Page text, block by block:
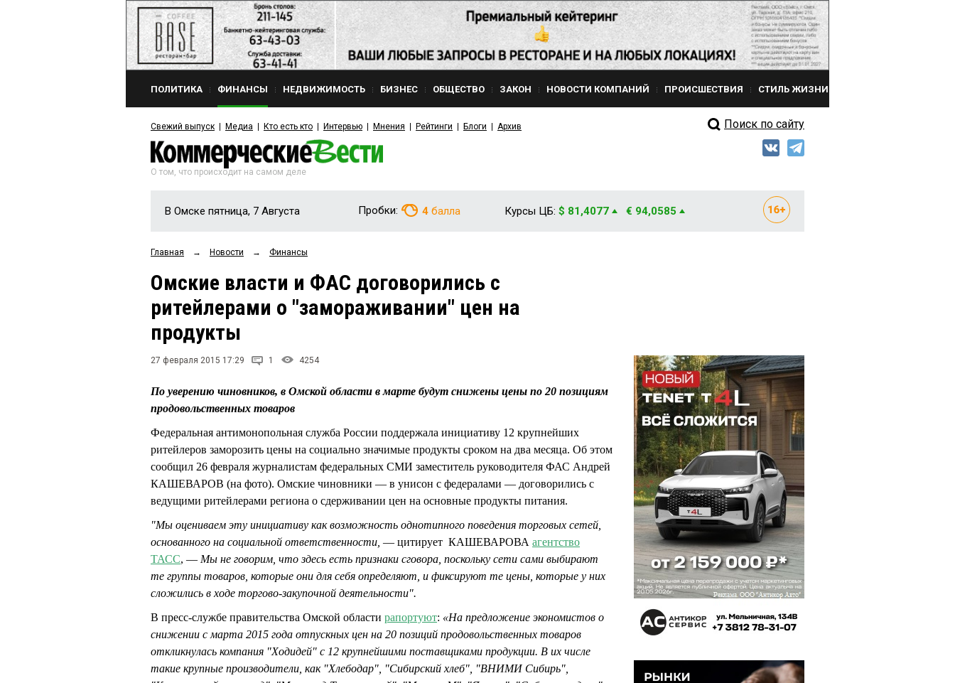
ПОЛИТИКА ФИНАНСЫ НЕДВИЖИМОСТЬ БИЗНЕС ОБЩЕСТВО ЗАКОН НОВОСТИ КОМПАНИЙ ПРОИСШЕСТВИЯ СТИЛЬ ЖИЗНИ
Свежий выпуск Медиа Кто есть кто Интервью Мнения Рейтинги Блоги Архив Поиск по сайту
О том, что происходит на самом деле
В Омске пятница, 7 Августа Пробки: 4 балла Курсы ЦБ: $ 81,4077 € 94,0585
Главная → Новости → Финансы
Омские власти и ФАС договорились с
ритейлерами о "замораживании" цен на
продукты
27 февраля 2015 17:29 1 4254
По уверению чиновников, в Омской области в марте будут снижены цены по 20 позициям
продовольственных товаров
Федеральная антимонопольная служба России поддержала инициативу 12 крупнейших
ритейлеров заморозить цены на социально значимые продукты сроком на два месяца. Об этом
сообщил 26 февраля журналистам федеральных СМИ заместитель руководителя ФАС Андрей
КАШЕВАРОВ (на фото). Омские чиновники — в унисон с федералами — договорились с
ведущими ритейлерами региона о сдерживании цен на основные продукты питания.
"Мы оцениваем эту инициативу как возможность однотипного поведения торговых сетей,
основанного на социальной ответственности, — цитирует КАШЕВАРОВА агентство
ТАСС, — Мы не говорим, что здесь есть признаки сговора, поскольку сети сами выбирают
те группы товаров, которые они для себя определяют, и фиксируют те цены, которые у них
сложились в ходе торгово-закупочной деятельности".
В пресс-службе правительства Омской области рапортуют: «На предложение экономистов о
снижении с марта 2015 года отпускных цен на 20 позиций продовольственных товаров
откликнулась компания "Ходидей" с 12 крупнейшими поставщиками продукции. В их числе
такие крупные производители, как "Хлебодар", "Сибирский хлеб", "ВНИМИ Сибирь",